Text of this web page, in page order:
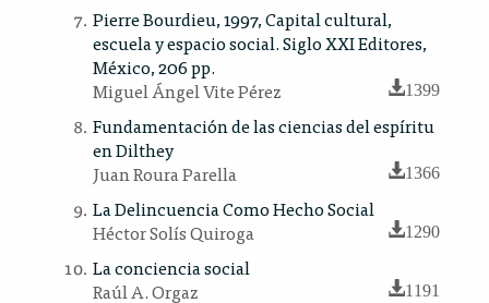
Pierre Bourdieu, 1997, Capital cultural,
escuela y espacio social. Siglo XXI Editores,
México, 206 pp.
Miguel Ángel Vite Pérez
1399
Fundamentación de las ciencias del espíritu
en Dilthey
Juan Roura Parella
1366
La Delincuencia Como Hecho Social
Héctor Solís Quiroga
1290
La conciencia social
Raúl A. Orgaz
1191